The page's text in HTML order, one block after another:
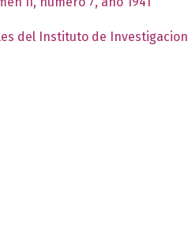
del Instituto de